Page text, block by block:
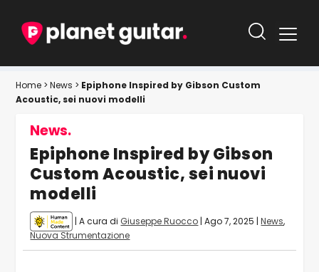
Home >News > Epiphone Inspired by Gibson Custom
Acoustic, sei nuovi modelli
News.
Epiphone Inspired by Gibson
Custom Acoustic, sei nuovi
modelli
| A cura di Giuseppe Ruocco |Ago 7, 2025 |News,
Nuova Strumentazione